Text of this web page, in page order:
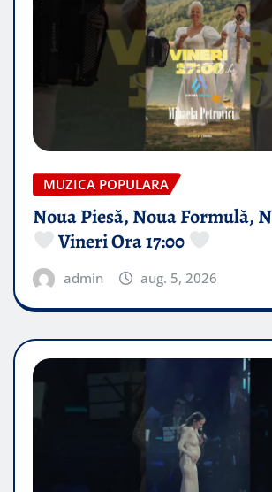
MUZICA POPULARA
Noua Piesă, Noua Formulă,
Vineri Ora 17:00
admin aug. 5, 2026